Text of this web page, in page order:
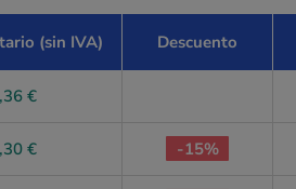
(sin IVA) Descuento
€
€ -15%